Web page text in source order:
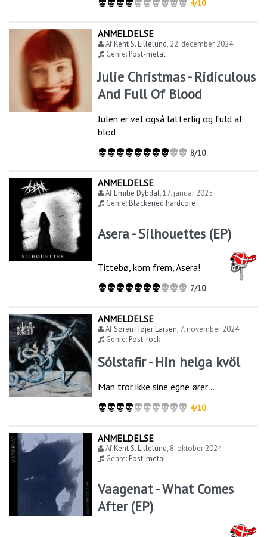
4/10
ANMELDELSE
AfKent S. Lillelund, 22. december 2024
Genre:Post-metal
Julie Christmas - Ridiculous
And Full Of Blood
Julen er vel også latterlig og fuld af
blod
8/10
ANMELDELSE
AfEmilie Dybdal,17. januar 2025
Genre:Blackened hardcore
Asera - Silhouettes (EP)
Tittebø, kom frem, Asera!
7/10
ANMELDELSE
AfSøren Højer Larsen, 7. november 2024
Genre:Post-rock
Sólstafir - Hin helga kvöl
Man tror ikke sine egne ører …
4/10
ANMELDELSE
AfKent S. Lillelund, 8. oktober 2024
Genre:Post-metal
Vaagenat - What Comes
After (EP)